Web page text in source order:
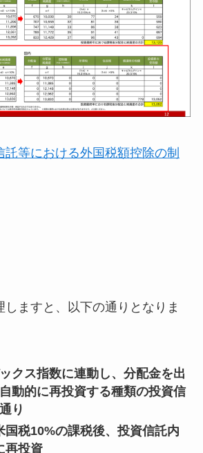
託等における外国税額控除の制
ますと、以下の通りとなりま
クス指数に連動し、分配金を出
動的に再投資する種類の投資信
り
国税10%の課税後、投資信託内
再投資